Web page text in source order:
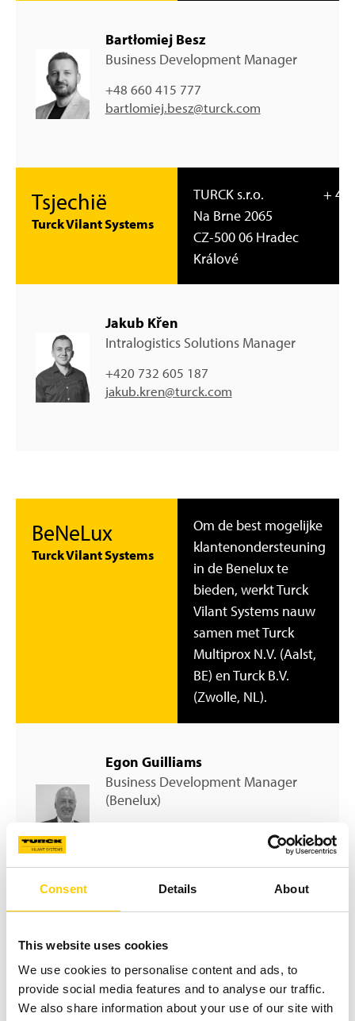
Consent Details About
This website uses cookies
We use cookies to personalise content and ads, to
provide social media features and to analyse our traffic.
We also share information about your use of our site with
Bartłomiej Besz
Business Development Manager
+48 660 415 777
bartlomiej.besz@turck.com
Tsjechië
Turck Vilant Systems
TURCK s.r.o.
Na Brne 2065
CZ-500 06 Hradec
Králové
+
Jakub Křen
Intralogistics Solutions Manager
+420 732 605 187
jakub.kren@turck.com
BeNeLux
Turck Vilant Systems
Om de best mogelijke
klantenondersteuning
in de Benelux te
bieden, werkt Turck
Vilant Systems nauw
samen met Turck
Multiprox N.V. (Aalst,
BE) en Turck B.V.
(Zwolle, NL).
Egon Guilliams
Business Development Manager
(Benelux)
VK & Ierland
Turck Vilant Systems
Voor de best
mogelijke
klantenondersteuning